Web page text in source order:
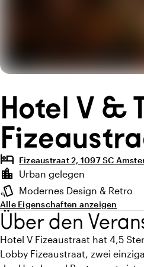
Hotel V &
hotel Fizeaustraat 2, 1097 SC
Highlights
location_city
Lage und Umgebung
Urban gelegen
style
Ambiente
Modernes Design & Retro
Alle Eigenschaften anzeigen
Über den
Hotel V Fizeaustraat hat 4,5
Lobby Fizeaustraat, zwei